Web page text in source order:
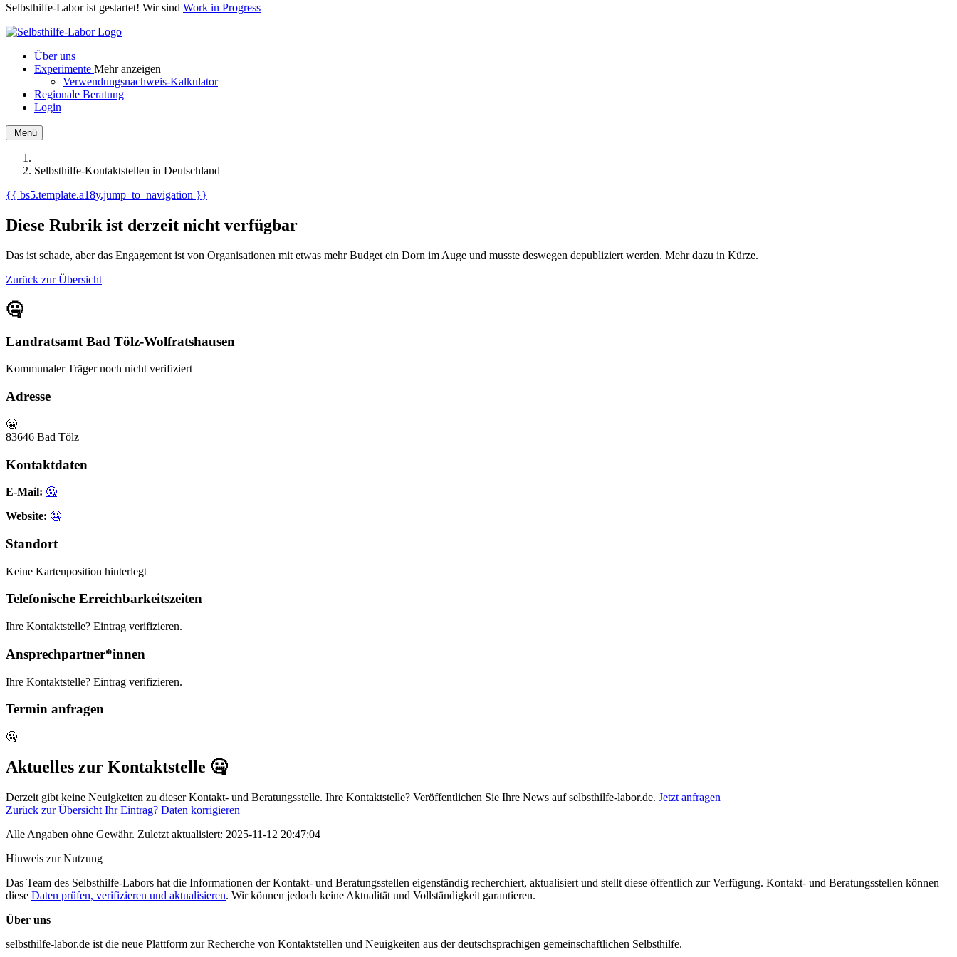
Selbsthilfe-Labor ist gestartet! Wir sind Work in Progress
Über uns
Experimente Mehr anzeigen
Verwendungsnachweis-Kalkulator
Regionale Beratung
Login
Menü
Selbsthilfe-Kontaktstellen in Deutschland
{{ bs5.template.a18y.jump_to_navigation }}
Diese Rubrik ist derzeit nicht verfügbar
Das ist schade, aber das Engagement ist von Organisationen mit etwas mehr Budget ein Dorn im Auge und musste deswegen depubliziert werden. Mehr dazu in Kürze.
Zurück zur Übersicht
🤐
Landratsamt Bad Tölz-Wolfratshausen
Kommunaler Träger noch nicht verifiziert
Adresse
🤐
83646 Bad Tölz
Kontaktdaten
E-Mail: 🤐
Website: 🤐
Standort
Keine Kartenposition hinterlegt
Telefonische Erreichbarkeitszeiten
Ihre Kontaktstelle? Eintrag verifizieren.
Ansprechpartner*innen
Ihre Kontaktstelle? Eintrag verifizieren.
Termin anfragen
🤐
Aktuelles zur Kontaktstelle 🤐
Derzeit gibt keine Neuigkeiten zu dieser Kontakt- und Beratungsstelle. Ihre Kontaktstelle? Veröffentlichen Sie Ihre News auf selbsthilfe-labor.de. Jetzt anfragen
Zurück zur Übersicht Ihr Eintrag? Daten korrigieren
Alle Angaben ohne Gewähr. Zuletzt aktualisiert: 2025-11-12 20:47:04
Hinweis zur Nutzung
Das Team des Selbsthilfe-Labors hat die Informationen der Kontakt- und Beratungsstellen eigenständig recherchiert, aktualisiert und stellt diese öffentlich zur Verfügung. Kontakt- und Beratungsstellen können
diese Daten prüfen, verifizieren und aktualisieren. Wir können jedoch keine Aktualität und Vollständigkeit garantieren.
Über uns
selbsthilfe-labor.de ist die neue Plattform zur Recherche von Kontaktstellen und Neuigkeiten aus der deutschsprachigen gemeinschaftlichen Selbsthilfe.